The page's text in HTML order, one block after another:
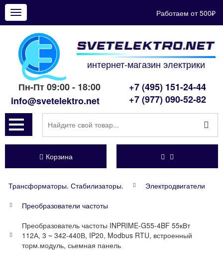
Показать
меню
Работаем от 500₽
интернет-магазин электрики
Пн-Пт 09:00 - 18:00
info@svetelektro.net
+7 (495) 151-24-44
+7 (977) 090-52-82
Корзина
Трансформаторы. Стабилизаторы.
Электродвигатели
Преобразователи частоты
Преобразователь частоты INPRIME-G55-4BF 55кВт
112А, 3 ~ 342-440В, IP20, Modbus RTU, встроенный
торм.модуль, сьемная панель